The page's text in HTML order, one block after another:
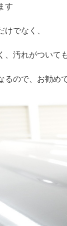
す
でなく、
、汚れがついて
るので、お勧め